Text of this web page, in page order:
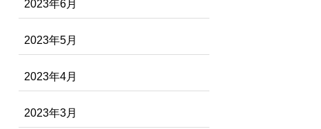
2023年6月
2023年5月
2023年4月
2023年3月